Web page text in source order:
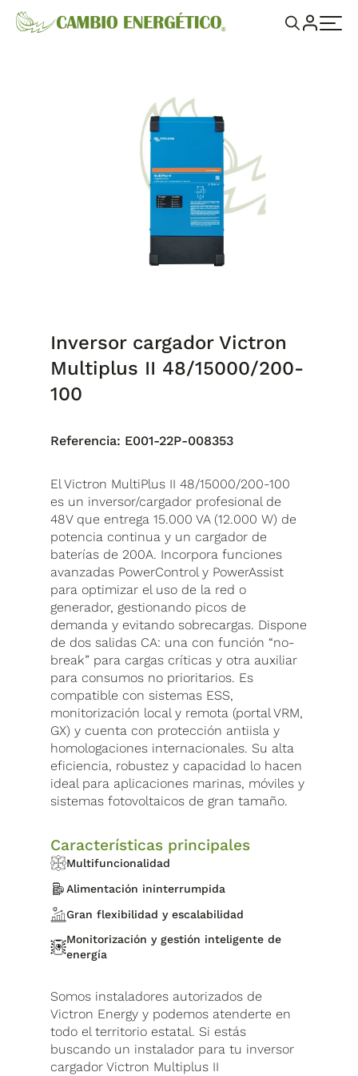
Inversor cargador Victron
Multiplus II 48/15000/200-
100
Referencia: E001-22P-008353
El Victron MultiPlus II 48/15000/200-100
es un inversor/cargador profesional de
48V que entrega 15.000 VA (12.000 W) de
potencia continua y un cargador de
baterías de 200A. Incorpora funciones
avanzadas PowerControl y PowerAssist
para optimizar el uso de la red o
generador, gestionando picos de
demanda y evitando sobrecargas. Dispone
de dos salidas CA: una con función “no-
break” para cargas críticas y otra auxiliar
para consumos no prioritarios. Es
compatible con sistemas ESS,
monitorización local y remota (portal VRM,
GX) y cuenta con protección antiisla y
homologaciones internacionales. Su alta
eficiencia, robustez y capacidad lo hacen
ideal para aplicaciones marinas, móviles y
sistemas fotovoltaicos de gran tamaño.
Características principales
Multifuncionalidad
Alimentación ininterrumpida
Gran flexibilidad y escalabilidad
Monitorización y gestión inteligente de
energía
Somos instaladores autorizados de
Victron Energy y podemos atenderte en
todo el territorio estatal. Si estás
buscando un instalador para tu inversor
cargador Victron Multiplus II